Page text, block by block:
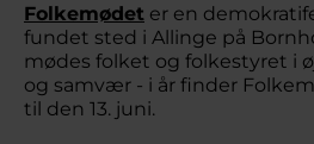
Folkemødet er en
fundet sted i Allinge på
mødes folket og folkestyret i
og samvær - i år finder
til den 13. juni.